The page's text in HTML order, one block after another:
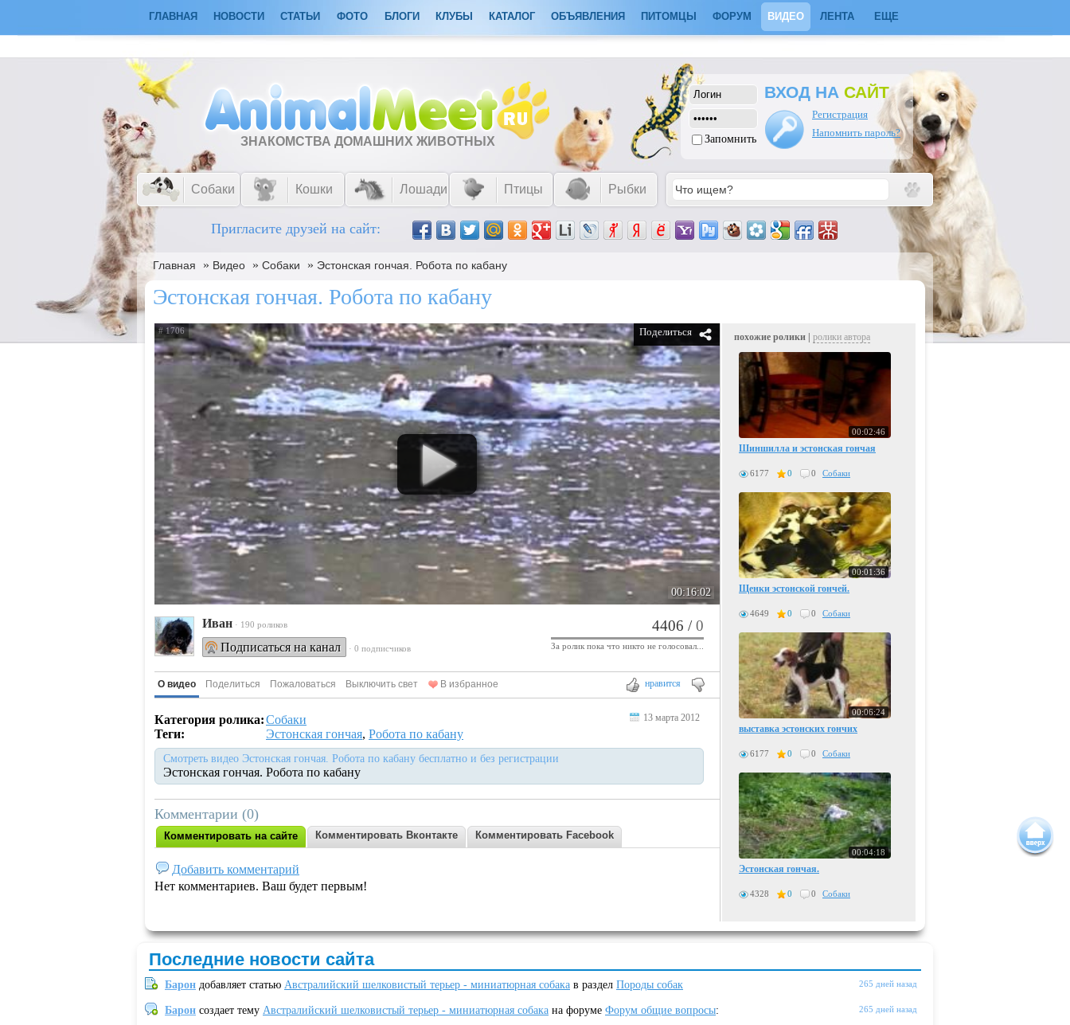
ГЛАВНАЯ НОВОСТИ СТАТЬИ ФОТО БЛОГИ КЛУБЫ КАТАЛОГ ОБЪЯВЛЕНИЯ ПИТОМЦЫ ФОРУМ ВИДЕО ЛЕНТА ЕЩЕ
ЗНАКОМСТВА ДОМАШНИХ ЖИВОТНЫХ Запомнить
ВХОД НА САЙТ
Регистрация
Напомнить пароль?
Собаки Кошки Лошади Птицы Рыбки
Пригласите друзей на сайт:
Главная » Видео » Собаки » Эстонская гончая. Робота по кабану
Эстонская гончая. Робота по кабану
# 1706
00:16:02
Поделиться
Ивaн · 190 роликов
Подписаться на канал · 0 подписчиков
4406 /0
За ролик пока что никто не голосовал...
нравится
О видео Поделиться Пожаловаться Выключить свет В избранное
Категория ролика:Собаки
Теги:
Эстонская гончая, Робота по кабану
Смотреть видео Эстонская гончая. Робота по кабану бесплатно и без регистрации
Эстонская гончая. Робота по кабану
13 марта 2012
Комментарии (0)
Комментировать на сайте Комментировать Вконтакте Комментировать Facebook
Добавить комментарий
Нет комментариев. Ваш будет первым!
похожие ролики | ролики автора
00:02:46
Шиншилла и эстонская гончая
6177 0 0 Собаки
00:01:36
Щенки эстонской гончей.
4649 0 0 Собаки
00:06:24
выставка эстонских гончих
6177 0 0 Собаки
00:04:18
Эстонская гончая.
4328 0 0 Собаки
Последние новости сайта
265 дней назад
Барон добавляет статью Австралийский шелковистый терьер - миниатюрная собака в раздел Породы собак
265 дней назад
Барон создает тему Австралийский шелковистый терьер - миниатюрная собака на форуме Форум общие вопросы: